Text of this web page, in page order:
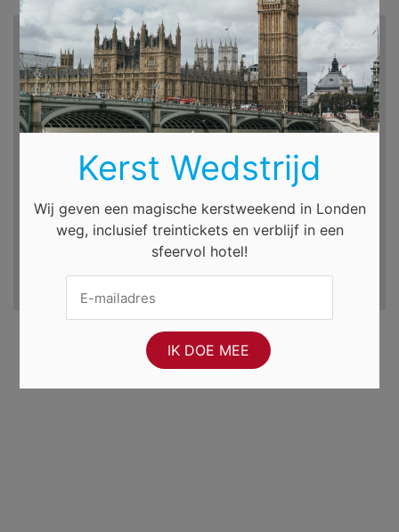
Zoek hotels en meer...
Bestemming
do. 6 aug. 2026 vr. 7 aug. 2026
Kerst Wedstrijd
Wij geven een magische kerstweekend in Londen
weg, inclusief treintickets en verblijf in een
sfeervol hotel!